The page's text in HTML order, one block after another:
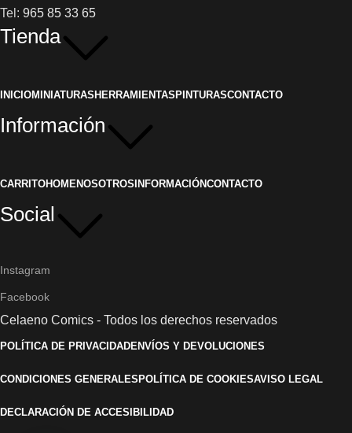
Tel: 965 85 33 65
Tienda
INICIOMINIATURASHERRAMIENTASPINTURASCONTACTO
Información
CARRITOHOMENOSOTROSINFORMACIÓNCONTACTO
Social
Instagram
Facebook
Celaeno Comics - Todos los derechos reservados
POLÍTICA DE PRIVACIDADENVÍOS Y DEVOLUCIONES
CONDICIONES GENERALESPOLÍTICA DE COOKIESAVISO LEGAL
DECLARACIÓN DE ACCESIBILIDAD